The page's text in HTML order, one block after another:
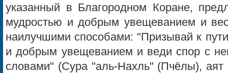
указанный в Благородном Коране,
мудростью и добрым увещеванием и
наилучшими способами: "Призывай к
и добрым увещеванием и веди спор с
словами" (Сура "аль-Нахль" (Пчёлы), аят